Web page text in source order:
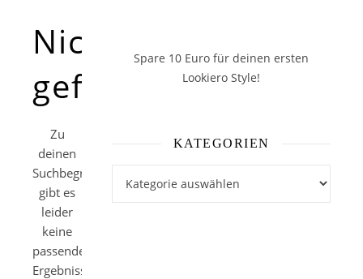
Nichts
gefunden!
Zu
deinen
Suchbegriffen
gibt es
leider
keine
passenden
Ergebnisse.
Spare 10 Euro für deinen ersten
Lookiero Style!
KATEGORIEN